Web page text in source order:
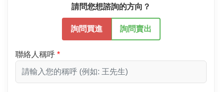
請問您想諮詢的方向？
詢問買進 詢問賣出
聯絡人稱呼